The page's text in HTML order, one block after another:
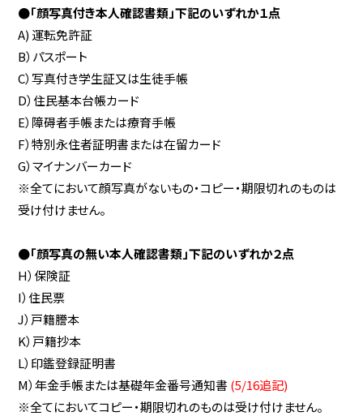
●「顔写真付き本人確認書類」下記のいずれか１点
A) 運転免許証
B）パスポート
C）写真付き学生証又は生徒手帳
D）住民基本台帳カード
E）障碍者手帳または療育手帳
F）特別永住者証明書または在留カード
G）マイナンバーカード
※全てにおいて顔写真がないもの・コピー・期限切れのものは
受け付けません。
●「顔写真の無い本人確認書類」下記のいずれか２点
H）保険証
I）住民票
J）戸籍謄本
K）戸籍抄本
L）印鑑登録証明書
M）年金手帳または基礎年金番号通知書 (5/16追記)
※全てにおいてコピー・期限切れのものは受け付けません。